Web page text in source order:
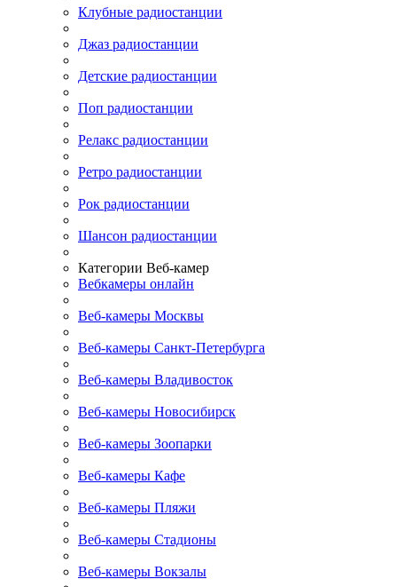
Клубные радиостанции
Джаз радиостанции
Детские радиостанции
Поп радиостанции
Релакс радиостанции
Ретро радиостанции
Рок радиостанции
Шансон радиостанции
Категории Веб-камер
Вебкамеры онлайн
Веб-камеры Москвы
Веб-камеры Санкт-Петербурга
Веб-камеры Владивосток
Веб-камеры Новосибирск
Веб-камеры Зоопарки
Веб-камеры Кафе
Веб-камеры Пляжи
Веб-камеры Стадионы
Веб-камеры Вокзалы